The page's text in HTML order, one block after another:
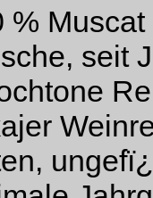
%
seit